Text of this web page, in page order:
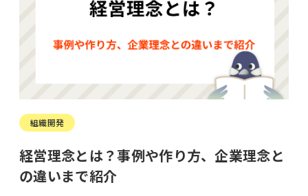
組織開発
経営理念とは？事例や作り方、企業理念と
の違いまで紹介